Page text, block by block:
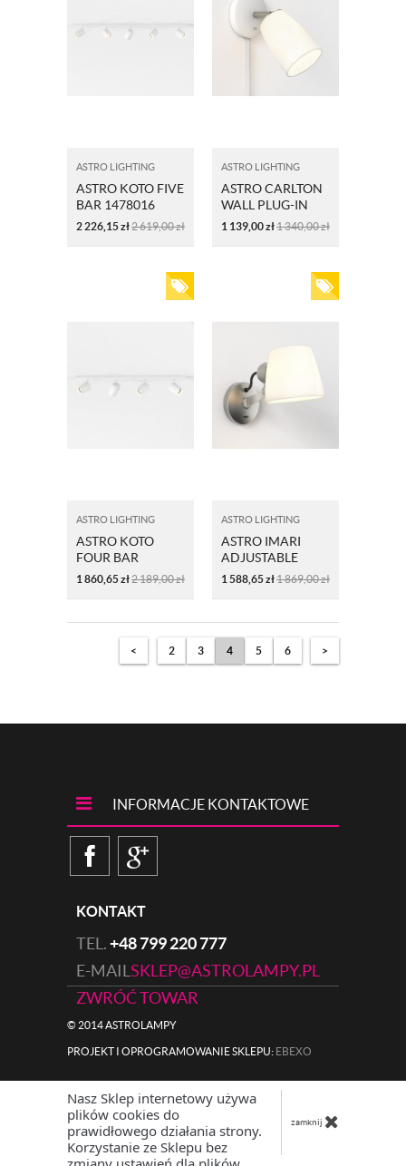
ASTRO LIGHTING
ASTRO KOTO FIVE
BAR 1478016
2 226,15zł2 619,00zł
ASTRO LIGHTING
ASTRO CARLTON
WALL PLUG-IN
1467007
1 139,00zł1 340,00zł
ASTRO LIGHTING
ASTRO KOTO
FOUR BAR
1478015
1 860,65zł2 189,00zł
ASTRO LIGHTING
ASTRO IMARI
ADJUSTABLE
WALL 1460006
1 588,65zł1 869,00zł
< 2 3 4 5 6 >
INFORMACJE KONTAKTOWE
KONTAKT
TEL.+48 799 220 777
E-MAILSKLEP@ASTROLAMPY.PL
ZWRÓĆ TOWAR
© 2014 ASTROLAMPY
|
PROJEKT I OPROGRAMOWANIE SKLEPU: EBEXO
Nasz Sklep internetowy używa
plików cookies do
prawidłowego działania strony.
Korzystanie ze Sklepu bez
zamknij